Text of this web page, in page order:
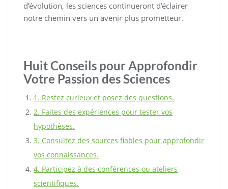
d’évolution, les sciences continueront d’éclairer
notre chemin vers un avenir plus prometteur.
Huit Conseils pour Approfondir
Votre Passion des Sciences
1. Restez curieux et posez des questions.
2. Faites des expériences pour tester vos
hypothèses.
3. Consultez des sources fiables pour approfondir
vos connaissances.
4. Participez à des conférences ou ateliers
scientifiques.